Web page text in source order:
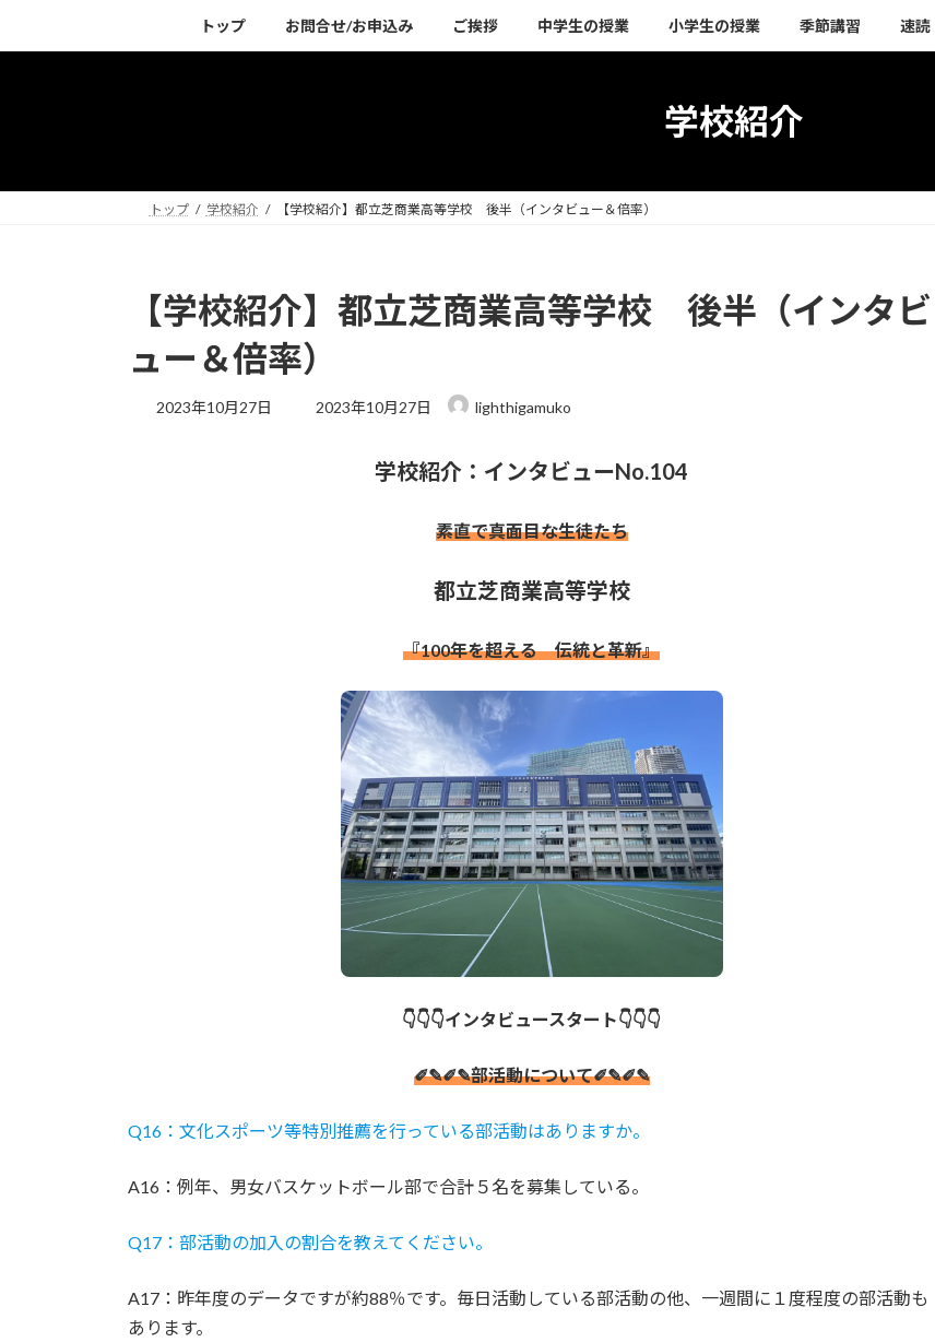
キ
に
トップ お問合せ/お申込み ご挨拶 中学生の授業 小学生の授業 季節講習 速読
学校紹介
トップ 学校紹介 【学校紹介】都立芝商業高等学校 後半（インタビュー＆倍率）
【学校紹介】都立芝商業高等学校 後半（インタビ
ュー＆倍率）
2023年10月27日
最
2023年10月27日 lighthigamuko
学校紹介：インタビューNo.104
素直で真面目な生徒たち
都立芝商業高等学校
『100年を超える 伝統と革新』
👇👇👇インタビュースタート👇👇👇
✐✎✐✎部活動について✐✎✐✎
Q16：文化スポーツ等特別推薦を行っている部活動はありますか。
A16：例年、男女バスケットボール部で合計５名を募集している。
Q17：部活動の加入の割合を教えてください。
A17：昨年度のデータですが約88％です。毎日活動している部活動の他、一週間に１度程度の部活動も
あります。